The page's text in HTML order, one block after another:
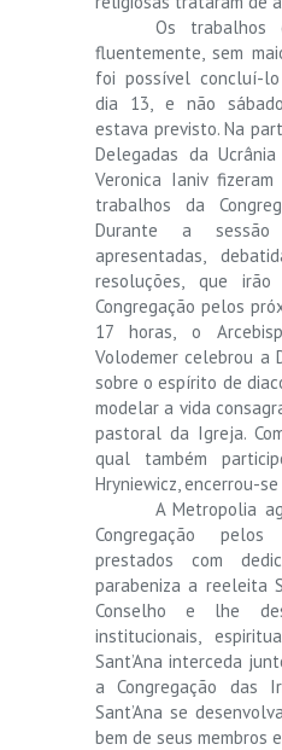
Os trabalhos
fluentemente, sem
foi possível concluí-
dia 13, e não
estava previsto. Na
Delegadas da
Veronica Ianiv
trabalhos da
Durante a
apresentadas,
resoluções, que
Congregação pelos
17 horas, o
Volodemer celebrou a
sobre o espírito de
modelar a vida
pastoral da Igreja.
qual também
Hryniewicz, encerrou-
A Metropolia
Congregação
prestados com
parabeniza a reeleita
Conselho e lhe
institucionais,
Sant’Ana interceda
a Congregação das
Sant’Ana se
bem de seus membros